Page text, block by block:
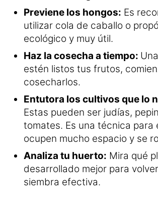
Previene los hongos: Es
utilizar cola de caballo o
ecológico y muy útil.
Haz la cosecha a tiempo:
estén listos tus frutos,
cosecharlos.
Entutora los cultivos que lo
Estas pueden ser judías,
tomates. Es una técnica para
ocupen mucho espacio y se
Analiza tu huerto: Mira qué
desarrollado mejor para
siembra efectiva.